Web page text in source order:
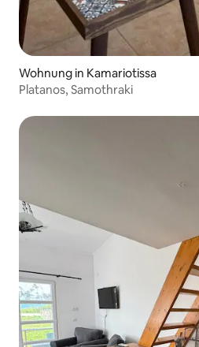
Wohnung in Kamariotissa
Platanos, Samothraki